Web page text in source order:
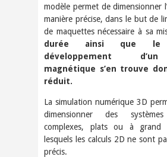
modèle permet de dimensionner
manière précise, dans le but de
de maquettes nécessaire à sa
durée ainsi que
développement
magnétique s’en trouve
réduit.
La simulation numérique 3D
dimensionner des systèmes
complexes, plats ou à grand
lesquels les calculs 2D ne sont
précis.